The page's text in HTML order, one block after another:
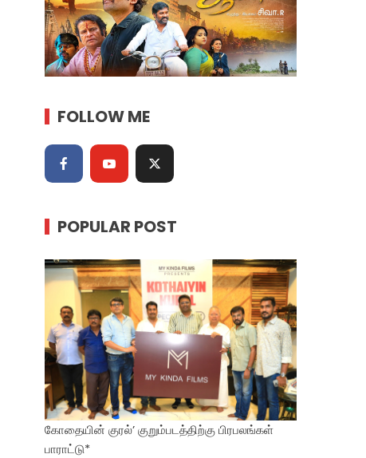
FOLLOW ME
POPULAR POST
கோதையின் குரல்’ குறும்படத்திற்கு பிரபலங்கள்
பாராட்டு*